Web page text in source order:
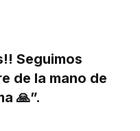
Seguimos
de la mano de
🙏”.